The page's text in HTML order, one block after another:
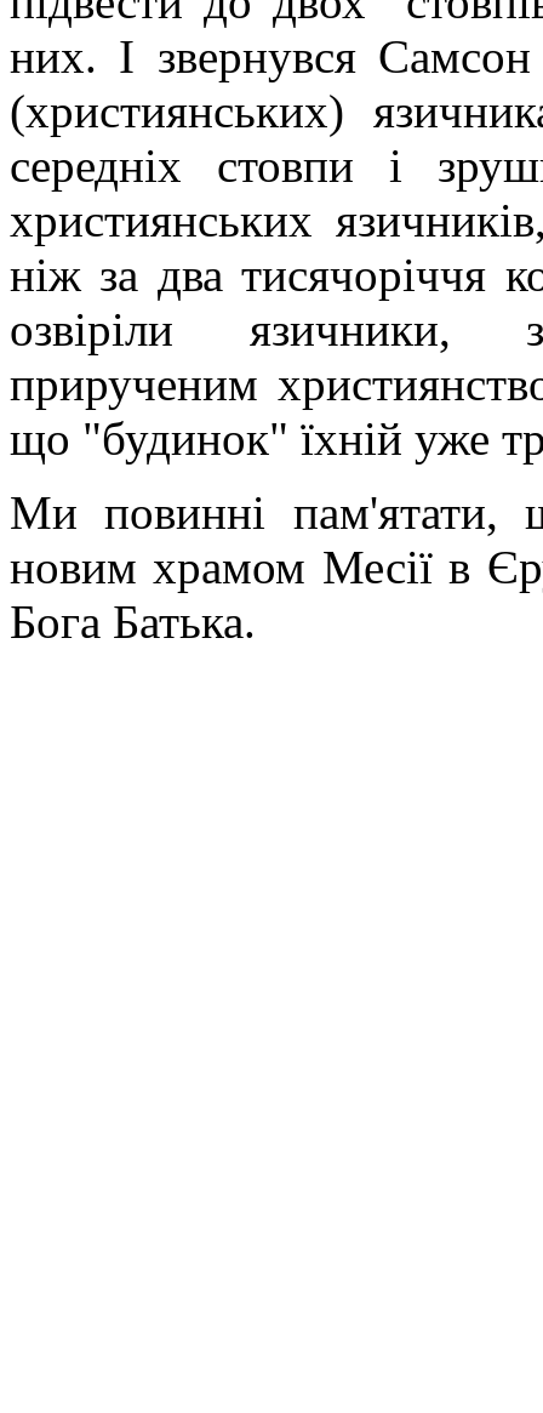
них. І звернувся
(християнських)
середніх стовпи і
християнських
ніж за два тисячоріччя
озвіріли язичники,
прирученим
що "будинок" їхній уже
Ми повинні пам'ятати,
новим храмом Месії в
Бога Батька.